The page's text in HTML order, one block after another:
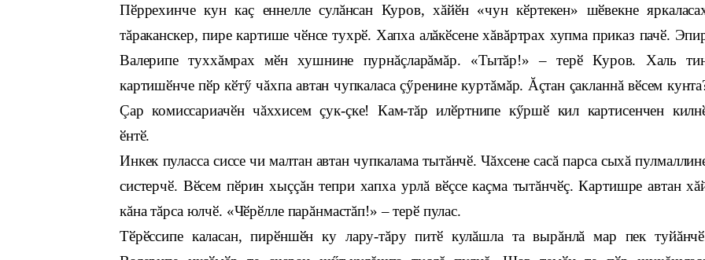
Пӗррехинче кун каç еннелле сулăнсан Куров, хăйӗн «чун кӗртекен» шӗвекне
тăраканскер, пире картише чӗнсе тухрӗ. Хапха алăкӗсене хăвăртрах хупма приказ пачӗ.
Валерипе туххăмрах мӗн хушнине пурнăçларăмăр. «Тытăр!» – терӗ Куров. Халь
картишӗнче пӗр кӗтӳ чăхпа автан чупкаласа çӳренине куртăмăр. Ăçтан çакланнă вӗсем
Çар комиссариачӗн чăххисем çук-çке! Кам-тăр илӗртнипе кӳршӗ кил картисенчен
ӗнтӗ.
Инкек пуласса сиссе чи малтан автан чупкалама тытăнчӗ. Чăхсене сасă парса сыхă
систерчӗ. Вӗсем пӗрин хыççăн тепри хапха урлă вӗçсе каçма тытăнчӗç. Картишре автан
кăна тăрса юлчӗ. «Чӗрӗлле парăнмастăп!» – терӗ пулас.
Тӗрӗссипе каласан, пирӗншӗн ку лару-тăру питӗ кулăшла та вырăнлă мар пек